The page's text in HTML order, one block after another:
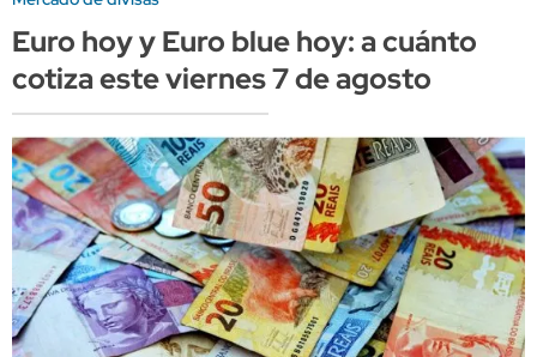
Euro hoy y Euro blue hoy: a cuánto
cotiza este viernes 7 de agosto